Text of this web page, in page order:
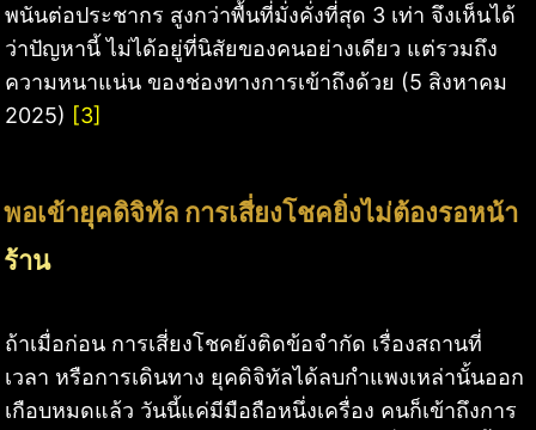
พนันต่อประชากร สูงกว่าพื้นที่มั่งคั่งที่สุด 3 เท่า จึงเห็นได้
ว่าปัญหานี้ ไม่ได้อยู่ที่นิสัยของคนอย่างเดียว แต่รวมถึง
ความหนาแน่น ของช่องทางการเข้าถึงด้วย (5 สิงหาคม
2025) [3]
พอเข้ายุคดิจิทัล การเสี่ยงโชคยิ่งไม่ต้องรอหน้า
ร้าน
ถ้าเมื่อก่อน การเสี่ยงโชคยังติดข้อจำกัด เรื่องสถานที่
เวลา หรือการเดินทาง ยุคดิจิทัลได้ลบกำแพงเหล่านั้นออก
เกือบหมดแล้ว วันนี้แค่มีมือถือหนึ่งเครื่อง คนก็เข้าถึงการ